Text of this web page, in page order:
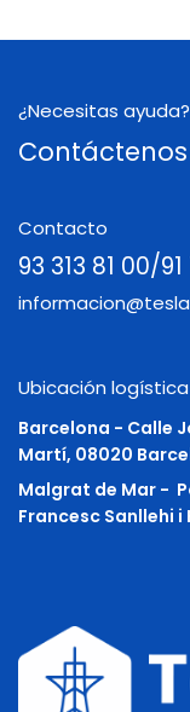
¿Necesitas ayuda?
Contacto
93 313 81 00/
Ubicación logística
Barcelona - Calle
Martí, 08020
Malgrat de Mar -
Francesc Sanllehi i